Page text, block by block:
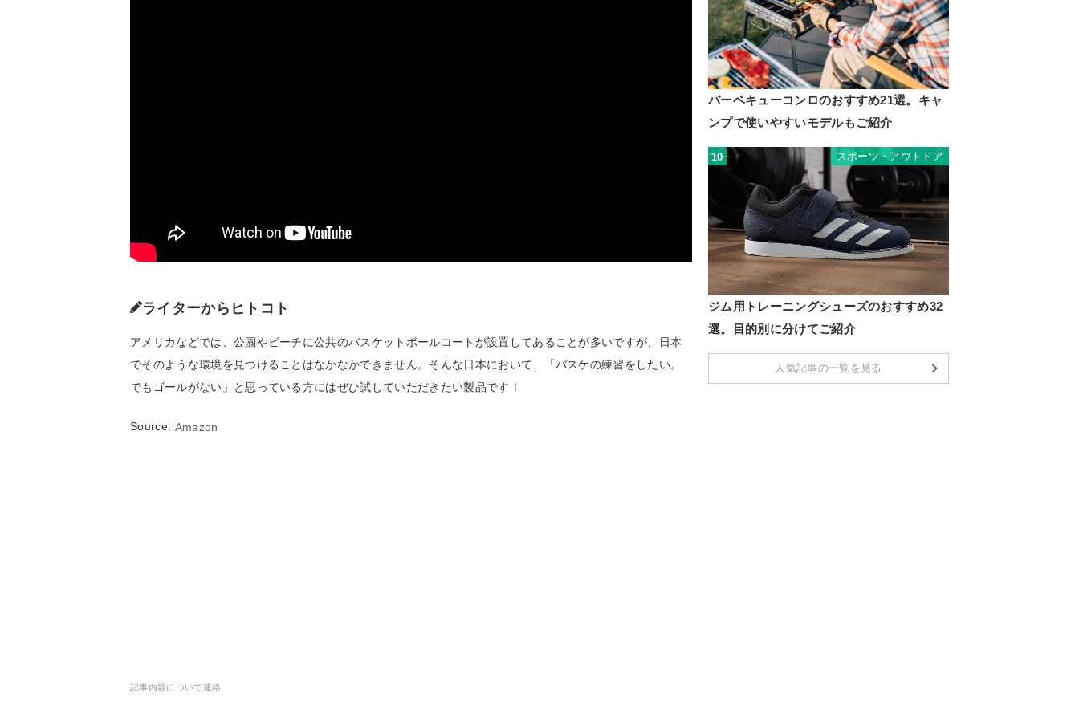
ライターからヒトコト
アメリカなどでは、公園やビーチに公共のバスケットボールコートが設置してあることが多いですが、日本
でそのような環境を見つけることはなかなかできません。そんな日本において、「バスケの練習をしたい。
でもゴールがない」と思っている方にはぜひ試していただきたい製品です！
Source: Amazon
記事内容について連絡
バーベキューコンロのおすすめ21選。キャ
ンプで使いやすいモデルもご紹介
10 スポーツ・アウトドア
ジム用トレーニングシューズのおすすめ32
選。目的別に分けてご紹介
人気記事の一覧を見る